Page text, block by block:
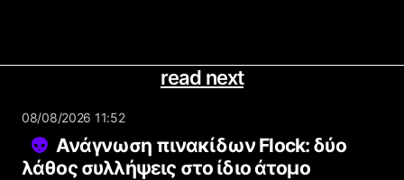
read next
08/08/2026 11:52
Ανάγνωση πινακίδων Flock: δύο
λάθος συλλήψεις στο ίδιο άτομο